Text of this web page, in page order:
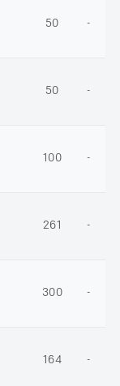
50 -
50 -
100 -
261 -
300 -
164 -